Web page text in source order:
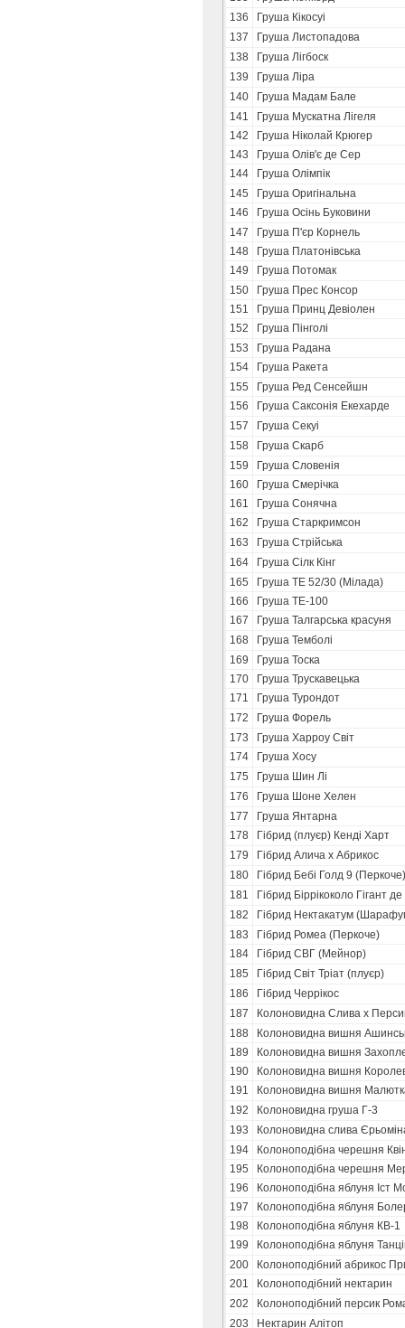
136
Груша Кікосуі
137
Груша Листопадова
138
Груша Лігбоск
139
Груша Ліра
140
Груша Мадам Бале
141
Груша Мускатна Лігеля
142
Груша Ніколай Крюгер
143
Груша Олів'є де Сер
144
Груша Олімпік
145
Груша Оригінальна
146
Груша Осінь Буковини
147
Груша П'єр Корнель
148
Груша Платонівська
149
Груша Потомак
150
Груша Прес Консор
151
Груша Принц Девіолен
152
Груша Пінголі
153
Груша Радана
154
Груша Ракета
155
Груша Ред Сенсейшн
156
Груша Саксонія Екехарде
157
Груша Секуі
158
Груша Скарб
159
Груша Словенія
160
Груша Смерічка
161
Груша Сонячна
162
Груша Старкримсон
163
Груша Стрійська
164
Груша Сілк Кінг
165
Груша ТЕ 52/30 (Мілада)
166
Груша ТЕ-100
167
Груша Талгарська красуня
168
Груша Темболі
169
Груша Тоска
170
Груша Трускавецька
171
Груша Турондот
172
Груша Форель
173
Груша Харроу Світ
174
Груша Хосу
175
Груша Шин Лі
176
Груша Шоне Хелен
177
Груша Янтарна
178
Гібрид (плуєр) Кенді Харт
179
Гібрид Алича х Абрикос
180
Гібрид Бебі Голд 9 (Перкоче)
181
Гібрид Біррікоколо Гігант
182
Гібрид Нектакатум
183
Гібрид Ромеа (Перкоче)
184
Гібрид СВГ (Мейнор)
185
Гібрид Світ Тріат (плуєр)
186
Гібрид Черрікос
187
Колоновидна Слива х
188
Колоновидна вишня
189
Колоновидна вишня
190
Колоновидна вишня
191
Колоновидна вишня
192
Колоновидна груша Г-3
193
Колоновидна слива
194
Колоноподібна черешня
195
Колоноподібна черешня
196
Колоноподібна яблуня Іст
197
Колоноподібна яблуня
198
Колоноподібна яблуня КВ-1
199
Колоноподібна яблуня
200
Колоноподібний абрикос
201
Колоноподібний нектарин
202
Колоноподібний персик
203
Нектарин Алітоп